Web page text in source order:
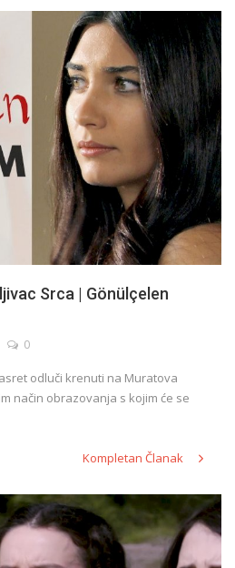
Srca | Gönülçelen
0
odluči krenuti na Muratova
način obrazovanja s kojim će se
Kompletan Članak